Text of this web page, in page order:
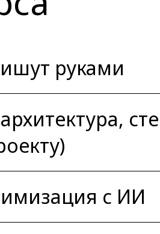
руками
с ИИ